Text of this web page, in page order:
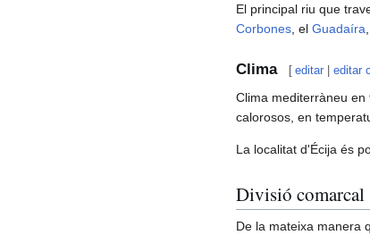
El principal riu que
Corbones , el Guadaíra
Clima [ editar |editar
Clima mediterràneu en
calorosos, en
La localitat d'Écija és
Divisió comarcal
De la mateixa manera